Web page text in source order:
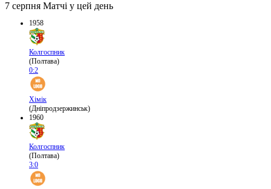
7 серпня Матчі у цей день
1958
Колгоспник
(Полтава)
0:2
Хімік
(Дніпродзержинськ)
1960
Колгоспник
(Полтава)
3:0